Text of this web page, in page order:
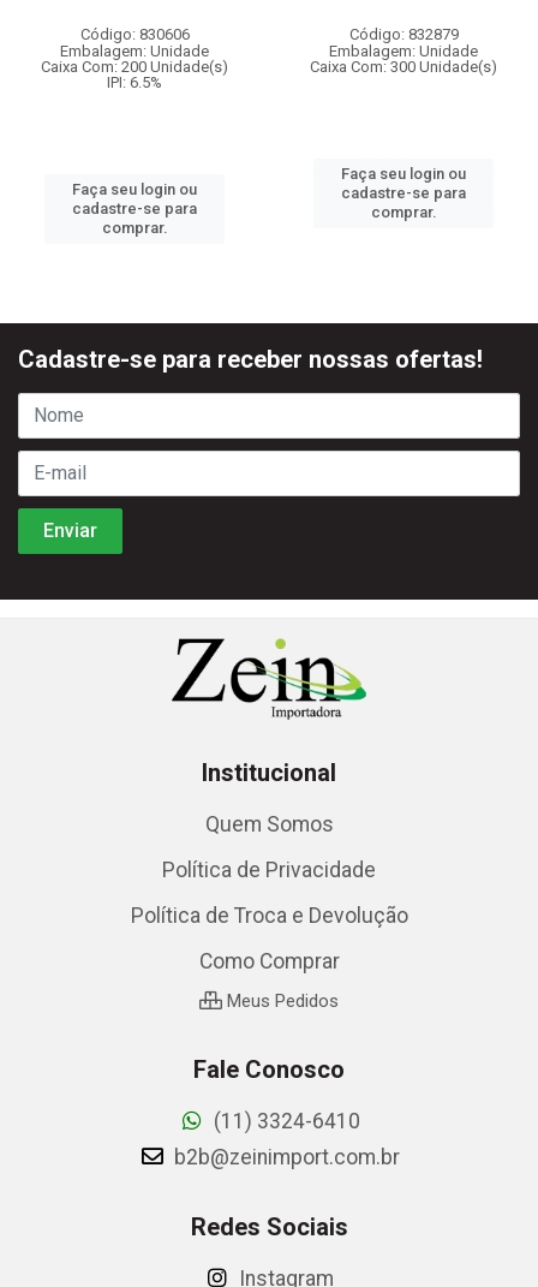
Código: 830606
Embalagem: Unidade
Caixa Com: 200 Unidade(s)
IPI: 6.5%
Faça seu login ou
cadastre-se para
comprar.
Código: 832879
Embalagem: Unidade
Caixa Com: 300 Unidade(s)
Faça seu login ou
cadastre-se para
comprar.
Cadastre-se para receber nossas ofertas!
Institucional
Quem Somos
Política de Privacidade
Política de Troca e Devolução
Como Comprar
Meus Pedidos
Fale Conosco
(11) 3324-6410
b2b@zeinimport.com.br
Redes Sociais
Instagram